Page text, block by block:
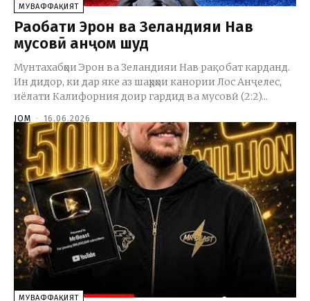
МУВАФФАҚИЯТ
Рақобати Эрон ва Зеландияи Нав
мусовӣ анҷом шуд
Мунтахабҳои Эрон ва Зеландияи Нав рақобат карданд.
Ин дидор, ки дар яке аз шаҳрҳои канории Лос Анҷелес,
иёлати Калифорния доир гардид ва мусовӣ (2:2)...
JOM - 16.06.2026
МУВАФФАҚИЯТ